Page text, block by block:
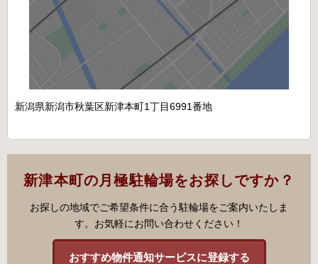
新潟県新潟市秋葉区新津本町1丁目6991番地
新津本町の月極駐輪場をお探しですか？
お探しの地域でご希望条件に合う駐輪場をご案内いたしま
す。お気軽にお問い合わせください！
おすすめ物件通知サービスに登録する